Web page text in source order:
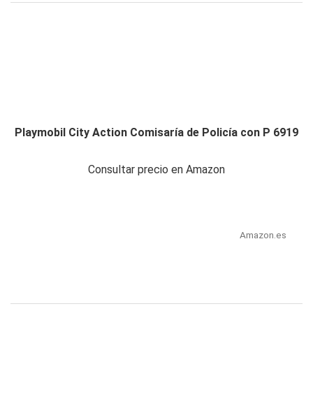
Playmobil City Action Comisaría de Policía con P 6919
Consultar precio en Amazon
Amazon.es